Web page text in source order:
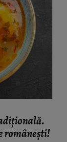
românești!